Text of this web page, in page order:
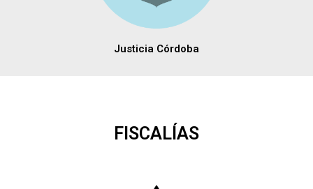
Justicia Córdoba
FISCALÍAS